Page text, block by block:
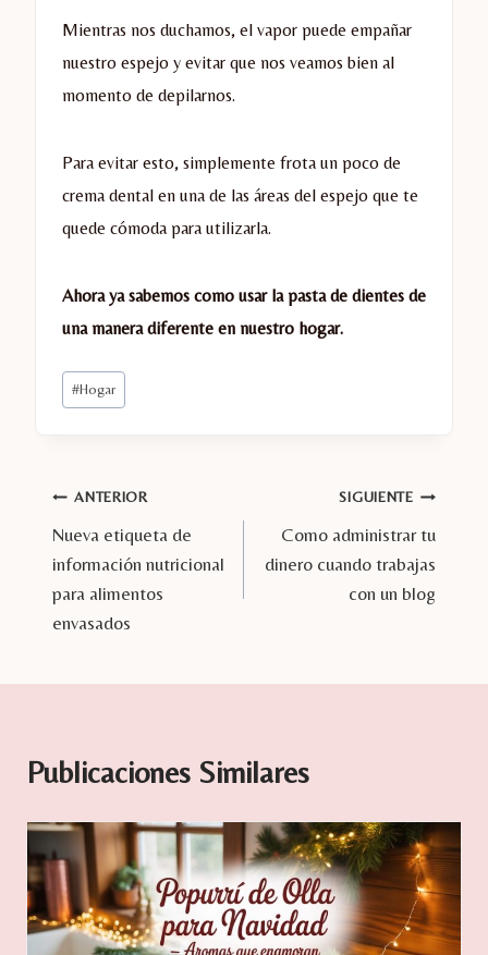
Mientras nos duchamos, el vapor puede empañar
nuestro espejo y evitar que nos veamos bien al
momento de depilarnos.
Para evitar esto, simplemente frota un poco de
crema dental en una de las áreas del espejo que te
quede cómoda para utilizarla.
Ahora ya sabemos como usar la pasta de dientes de
una manera diferente en nuestro hogar.
Etiquetas
de
#Hogar
Navegación
de
entradas
ANTERIOR
Nueva etiqueta de
información nutricional
para alimentos
envasados
SIGUIENTE
Como administrar tu
dinero cuando trabajas
con un blog
Publicaciones Similares